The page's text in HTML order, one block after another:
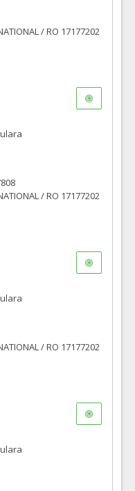
/ RO 17177202
/ RO 17177202
/ RO 17177202